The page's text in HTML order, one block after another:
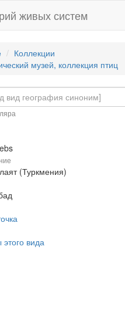
живых систем
Коллекции
музей, коллекция птиц
(Туркмения)
вида